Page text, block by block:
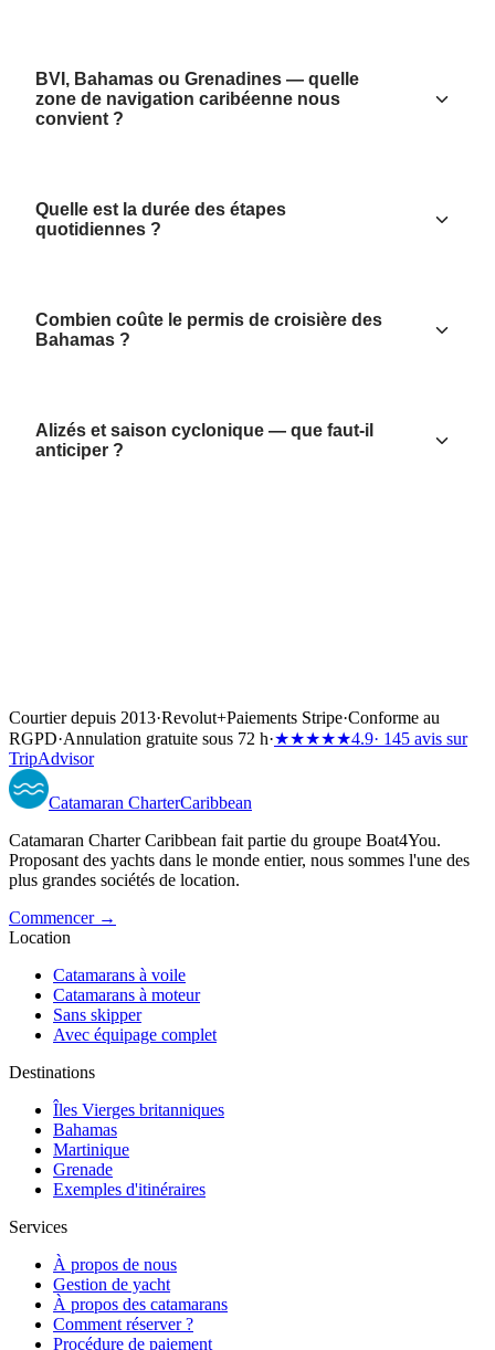
BVI, Bahamas ou Grenadines — quelle
zone de navigation caribéenne nous
convient ?
Quelle est la durée des étapes
quotidiennes ?
Combien coûte le permis de croisière des
Bahamas ?
Alizés et saison cyclonique — que faut-il
anticiper ?
Courtier depuis 2013·Revolut+Paiements Stripe·Conforme au
RGPD·Annulation gratuite sous 72 h·★★★★★4.9· 145 avis sur
TripAdvisor
Catamaran CharterCaribbean
Catamaran Charter Caribbean fait partie du groupe Boat4You.
Proposant des yachts dans le monde entier, nous sommes l'une des
plus grandes sociétés de location.
Commencer →
Location
Catamarans à voile
Catamarans à moteur
Sans skipper
Avec équipage complet
Destinations
Îles Vierges britanniques
Bahamas
Martinique
Grenade
Exemples d'itinéraires
Services
À propos de nous
Gestion de yacht
À propos des catamarans
Comment réserver ?
Procédure de paiement